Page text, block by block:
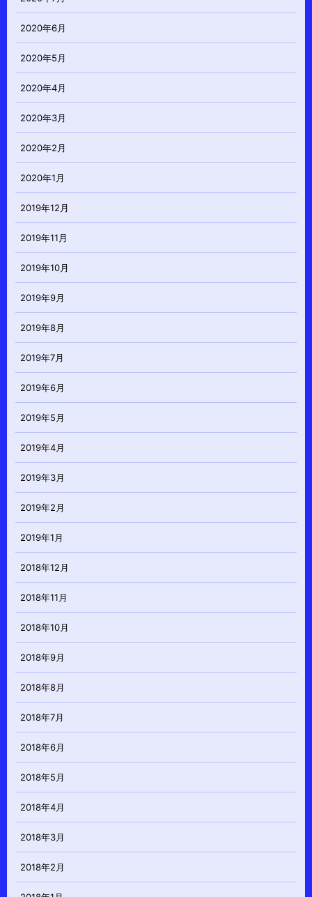
2020年6月
2020年5月
2020年4月
2020年3月
2020年2月
2020年1月
2019年12月
2019年11月
2019年10月
2019年9月
2019年8月
2019年7月
2019年6月
2019年5月
2019年4月
2019年3月
2019年2月
2019年1月
2018年12月
2018年11月
2018年10月
2018年9月
2018年8月
2018年7月
2018年6月
2018年5月
2018年4月
2018年3月
2018年2月